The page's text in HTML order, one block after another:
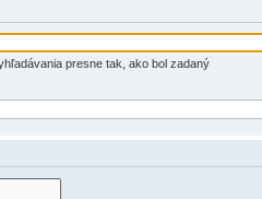
presne tak, ako bol zadaný